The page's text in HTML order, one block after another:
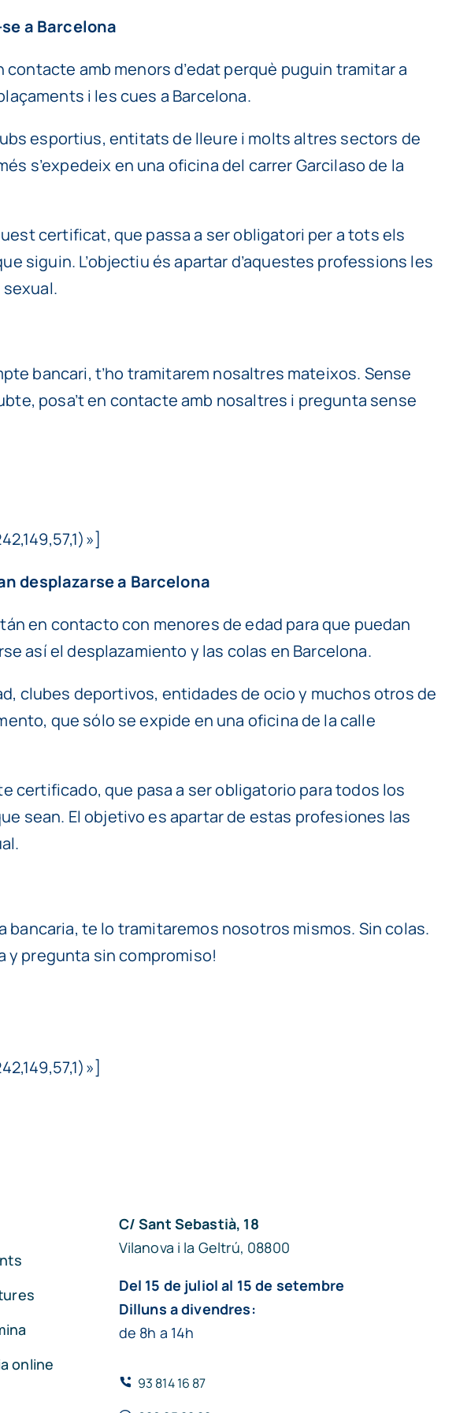
a Barcelona
amb menors d’edat perquè puguin tramitar a
i les cues a Barcelona.
esportius, entitats de lleure i molts altres sectors de
s’expedeix en una oficina del carrer Garcilaso de la
certificat, que passa a ser obligatori per a tots els
siguin. L’objectiu és apartar d’aquestes professions les
bancari, t’ho tramitarem nosaltres mateixos. Sense
posa’t en contacte amb nosaltres i pregunta sense
desplazarse a Barcelona
en contacto con menores de edad para que puedan
así el desplazamiento y las colas en Barcelona.
clubes deportivos, entidades de ocio y muchos otros de
que sólo se expide en una oficina de la calle
certificado, que pasa a ser obligatorio para todos los
sean. El objetivo es apartar de estas profesiones las
bancaria, te lo tramitaremos nosotros mismos. Sin colas.
y pregunta sin compromiso!
online
C/ Sant Sebastià, 18
Vilanova i la Geltrú, 08800
Del 15 de juliol al 15 de setembre
Dilluns a divendres:
de 8h a 14h
93 814 16 87